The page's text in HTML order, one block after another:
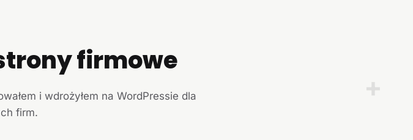
+
firmowe
i wdrożyłem na WordPressie dla
firm.